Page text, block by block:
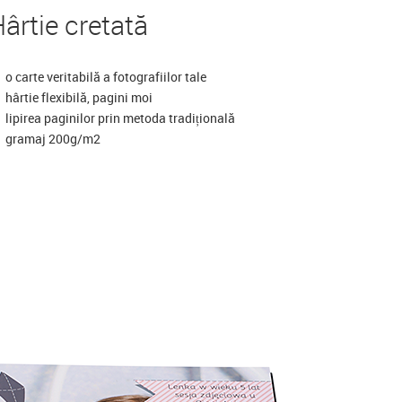
cretată
o carte veritabilă a fotografiilor tale
hârtie flexibilă, pagini moi
lipirea paginilor prin metoda tradițională
gramaj 200g/m2